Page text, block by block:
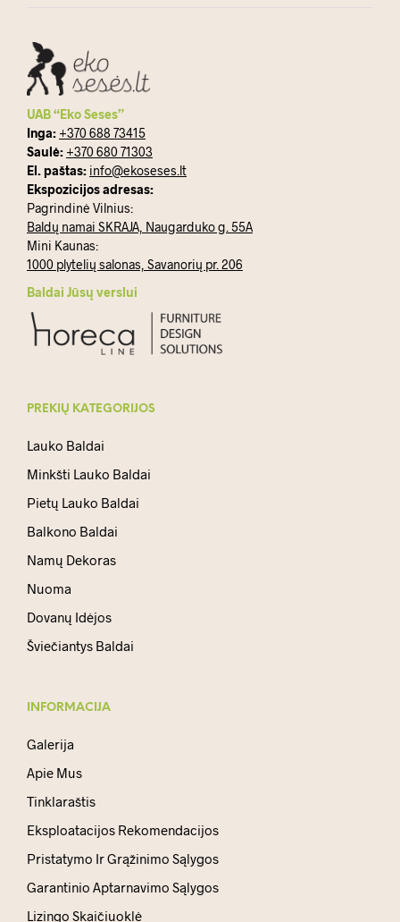
UAB “Eko Seses”
Inga: +370 688 73415
Saulė: +370 680 71303
El. paštas: info@ekoseses.lt
Ekspozicijos adresas:
Pagrindinė Vilnius:
Baldų namai SKRAJA, Naugarduko g. 55A
Mini Kaunas:
1000 plytelių salonas, Savanorių pr. 206
Baldai Jūsų verslui
PREKIŲ KATEGORIJOS
Lauko Baldai
Minkšti Lauko Baldai
Pietų Lauko Baldai
Balkono Baldai
Namų Dekoras
Nuoma
Dovanų Idėjos
Šviečiantys Baldai
INFORMACIJA
Galerija
Apie Mus
Tinklaraštis
Eksploatacijos Rekomendacijos
Pristatymo Ir Grąžinimo Sąlygos
Garantinio Aptarnavimo Sąlygos
Lizingo Skaičiuoklė